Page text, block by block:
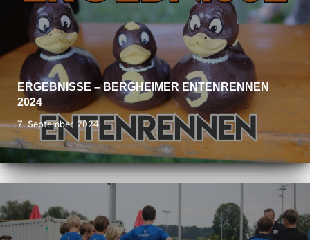
ERGEBNISSE – BERGHEIMER ENTENRENNEN
2024
7. September 2024